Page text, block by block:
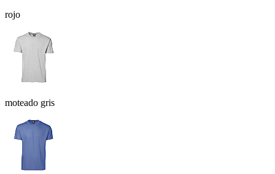
rojo
moteado gris